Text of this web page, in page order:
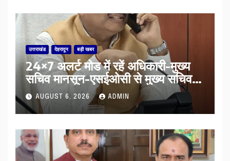
उत्तराखंड देहरादून बड़ी खबर
24×7 अलर्ट मोड में रहें अधिकारी-मुख्य
सचिव मानसून-एसईओसी से मुख्य सचिव ने
की विस्तृत समीक्षा कहा-बंद सड़कों को
शीघ्र खोला जाए, लोगों को न हो दिक्कत
AUGUST 6, 2026 ADMIN